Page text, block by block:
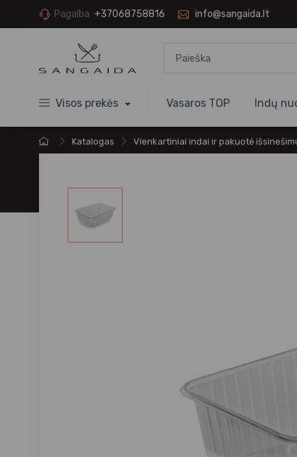
Pagalba +37068758816 info@sangaida.lt
Visos prekės Vasaros TOP Indų
Katalogas Vienkartiniai indai ir pakuotė